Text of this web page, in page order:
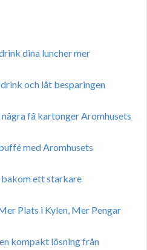
dina luncher mer
och låt besparingen
få kartonger Aromhusets
med Aromhusets
ett starkare
Plats i Kylen, Mer Pengar
kompakt lösning från